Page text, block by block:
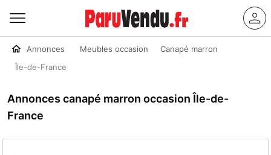
Annonces Meubles occasion
Canapé marron
Île-de-France
Annonces canapé marron occasion Île-de-
France